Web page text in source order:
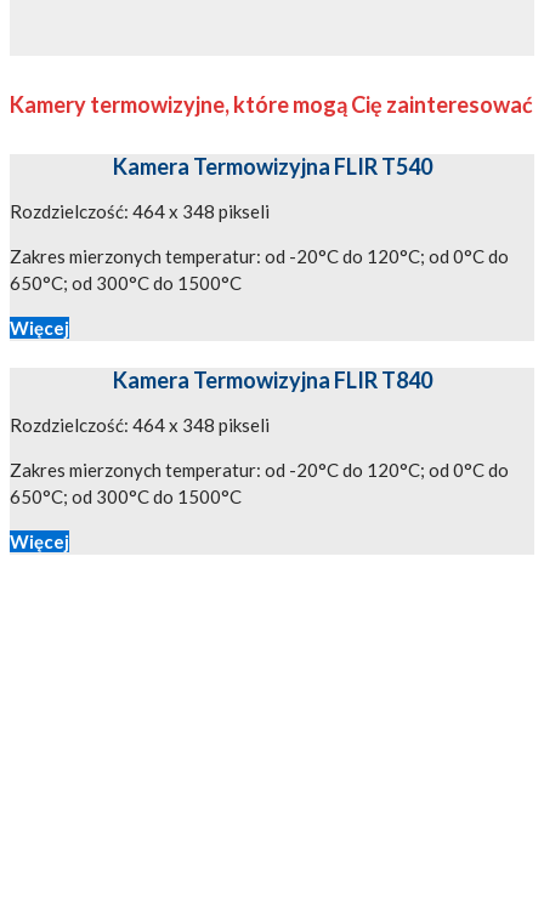
Kamery termowizyjne, które mogą Cię zainteresować
Kamera Termowizyjna FLIR T540
Rozdzielczość: 464 x 348 pikseli
Zakres mierzonych temperatur: od -20°C do 120°C; od 0°C do
650°C; od 300°C do 1500°C
Więcej
Kamera Termowizyjna FLIR T840
Rozdzielczość: 464 x 348 pikseli
Zakres mierzonych temperatur: od -20°C do 120°C; od 0°C do
650°C; od 300°C do 1500°C
Więcej